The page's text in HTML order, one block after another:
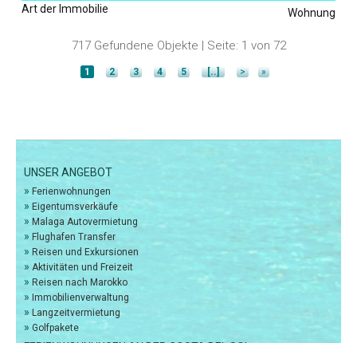
Art der Immobilie
Wohnung
717 Gefundene Objekte | Seite: 1 von 72
1 2 3 4 5 [..] > »
UNSER ANGEBOT
» Ferienwohnungen
» Eigentumsverkäufe
» Malaga Autovermietung
» Flughafen Transfer
» Reisen und Exkursionen
» Aktivitäten und Freizeit
» Reisen nach Marokko
» Immobilienverwaltung
» Langzeitvermietung
» Golfpakete